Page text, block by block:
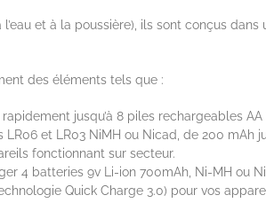
et à la poussière), ils sont conçus
des éléments tels que :
jusqu’à 8 piles rechargeables AA
et LR03 NiMH ou Nicad, de 200 mAh
fonctionnant sur secteur.
4 batteries 9v Li-ion 700mAh, Ni-MH ou
Quick Charge 3.0) pour vos